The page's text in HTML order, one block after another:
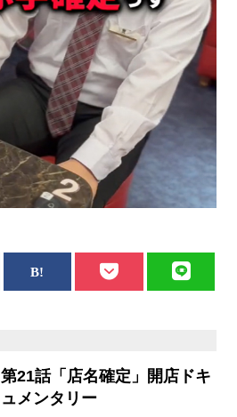
第21話「店名確定」開店ドキ
ュメンタリー